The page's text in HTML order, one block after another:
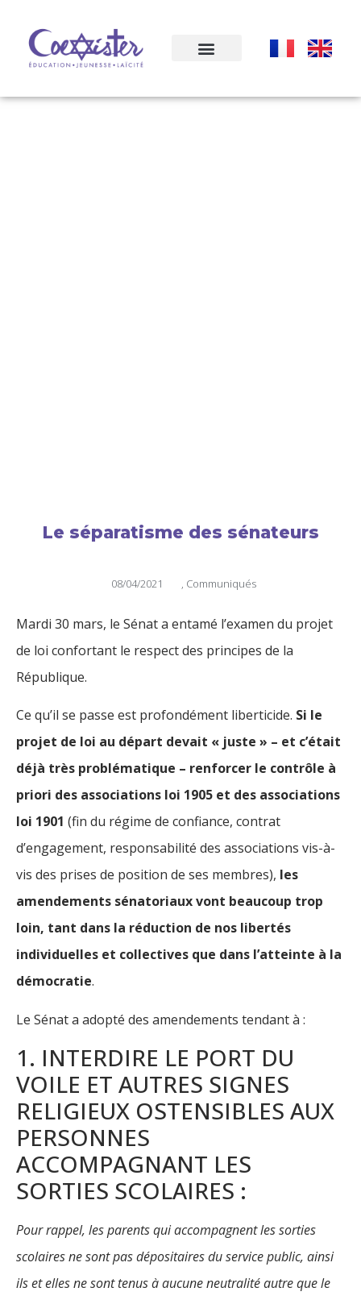
Le séparatisme des sénateurs
08/04/2021 , Communiqués
Mardi 30 mars, le Sénat a entamé l’examen du projet
de loi confortant le respect des principes de la
République.
Ce qu’il se passe est profondément liberticide. Si le
projet de loi au départ devait « juste » – et c’était
déjà très problématique – renforcer le contrôle à
priori des associations loi 1905 et des associations
loi 1901 (fin du régime de confiance, contrat
d’engagement, responsabilité des associations vis-à-
vis des prises de position de ses membres), les
amendements sénatoriaux vont beaucoup trop
loin, tant dans la réduction de nos libertés
individuelles et collectives que dans l’atteinte à la
démocratie.
Le Sénat a adopté des amendements tendant à :
1. INTERDIRE LE PORT DU
VOILE ET AUTRES SIGNES
RELIGIEUX OSTENSIBLES AUX
PERSONNES
ACCOMPAGNANT LES
SORTIES SCOLAIRES :
Pour rappel, les parents qui accompagnent les sorties
scolaires ne sont pas dépositaires du service public, ainsi
ils et elles ne sont tenus à aucune neutralité autre que le